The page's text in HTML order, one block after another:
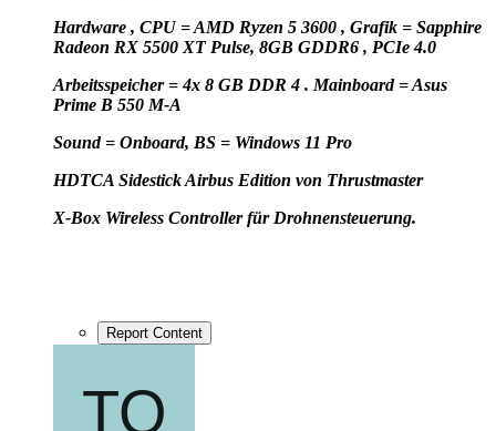
Hardware , CPU = AMD Ryzen 5 3600 , Grafik = Sapphire
Radeon RX 5500 XT Pulse, 8GB GDDR6 , PCIe 4.0
Arbeitsspeicher = 4x 8 GB DDR 4 . Mainboard = Asus
Prime B 550 M-A
Sound = Onboard, BS = Windows 11 Pro
HDTCA Sidestick Airbus Edition von Thrustmaster
X-Box Wireless Controller für Drohnensteuerung.
Report Content